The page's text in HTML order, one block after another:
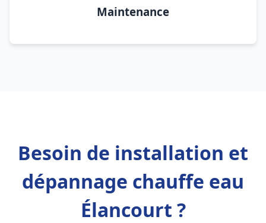
Maintenance
Besoin de installation et
dépannage chauffe eau
Élancourt ?